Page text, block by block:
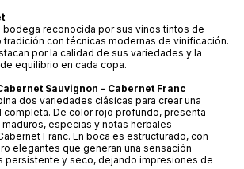
bodega reconocida por sus vinos tintos de
tradición con técnicas modernas de vinificación.
por la calidad de sus variedades y la
equilibrio en cada copa.
Sauvignon - Cabernet Franc
dos variedades clásicas para crear una
De color rojo profundo, presenta
especias y notas herbales
Franc. En boca es estructurado, con
elegantes que generan una sensación
persistente y seco, dejando impresiones de